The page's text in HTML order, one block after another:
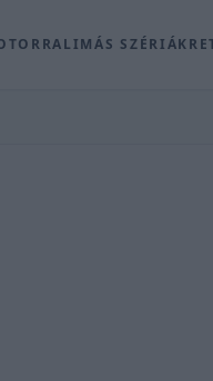
RALIMÁS SZÉRIÁK